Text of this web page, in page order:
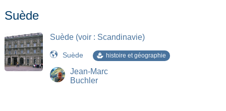
Suède
Suède (voir : Scandinavie)
Suède histoire et géographie
Jean-Marc
Buchler